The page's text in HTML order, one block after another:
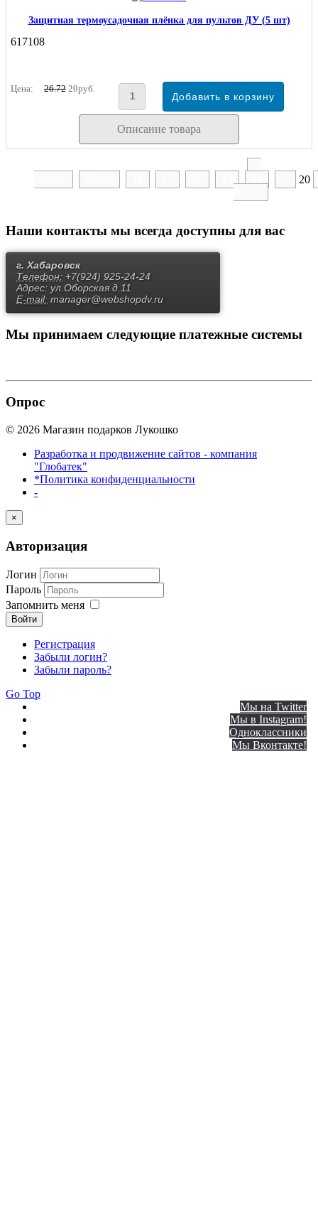
Защитная термоусадочная плёнка для пультов ДУ (5 шт)
617108
Цена: 26.72 20руб.
Описание товара
20
Наши контакты мы всегда доступны для вас
г. Хабаровск
Телефон: +7(924) 925-24-24
Адрес: ул.Оборская д.11
E-mail: manager@webshopdv.ru
Мы принимаем следующие платежные системы
Опрос
© 2026 Магазин подарков Лукошко
Разработка и продвижение сайтов - компания
"Глобатек"
*Политика конфиденциальности
-
×
Авторизация
Логин
Пароль
Запомнить меня
Войти
Регистрация
Забыли логин?
Забыли пароль?
Go Top
Мы на Twitter
Мы в Instagram!
Одноклассники
Мы Вконтакте!